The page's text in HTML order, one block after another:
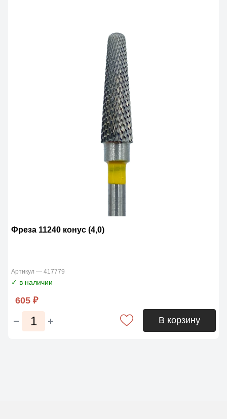
Фреза 11240 конус (4,0)
Артикул — 417779
✓ в наличии
605 ₽
В корзину